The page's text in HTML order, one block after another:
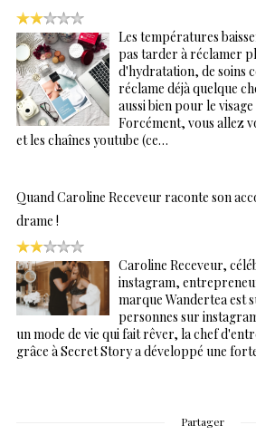
Les températures
pas tarder à réclamer
d'hydratation, de soins
réclame déjà quelque
aussi bien pour le
Forcément, vous allez
et les chaînes youtube (ce…
Quand Caroline Receveur raconte son
drame !
Caroline Receveur,
instagram,
marque Wandertea est
personnes sur
un mode de vie qui fait rêver, la chef
grâce à Secret Story a développé une
Partager